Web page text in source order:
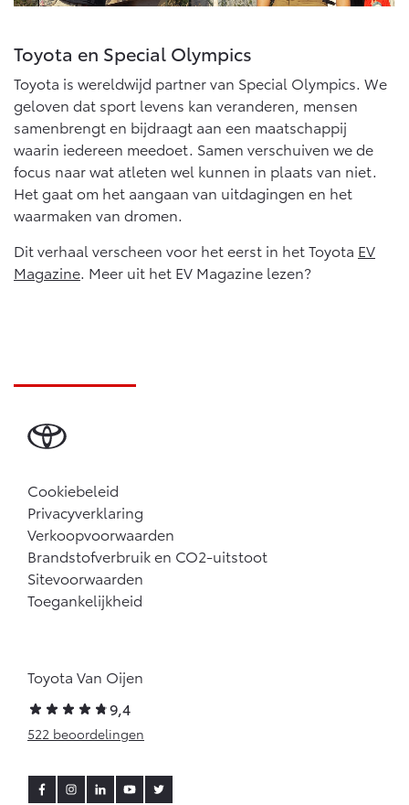
Toyota en Special Olympics
Toyota is wereldwijd partner van Special Olympics. We
geloven dat sport levens kan veranderen, mensen
samenbrengt en bijdraagt aan een maatschappij
waarin iedereen meedoet. Samen verschuiven we de
focus naar wat atleten wel kunnen in plaats van niet.
Het gaat om het aangaan van uitdagingen en het
waarmaken van dromen.
Dit verhaal verscheen voor het eerst in het Toyota EV
Magazine. Meer uit het EV Magazine lezen?
Cookiebeleid
Privacyverklaring
Verkoopvoorwaarden
Brandstofverbruik en CO2-uitstoot
Sitevoorwaarden
Toegankelijkheid
Toyota Van Oijen
9,4
522 beoordelingen